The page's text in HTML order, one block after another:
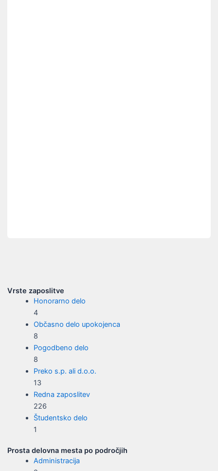
Vrste zaposlitve
Honorarno delo
4
Občasno delo upokojenca
8
Pogodbeno delo
8
Preko s.p. ali d.o.o.
13
Redna zaposlitev
226
Študentsko delo
1
Prosta delovna mesta po področjih
Administracija